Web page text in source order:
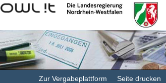
Kommunales
Rechenzentrum
Landesregierung
Nordrhein-
Zur Vergabeplattform Seite drucken